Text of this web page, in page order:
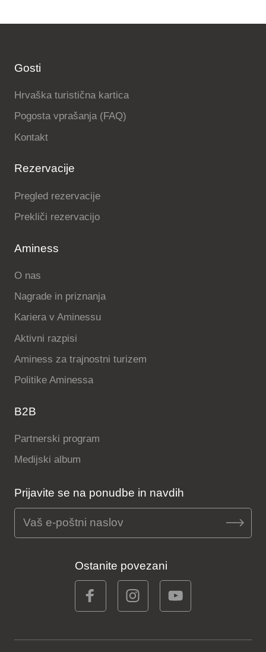
Gosti
Hrvaška turistična kartica
Pogosta vprašanja (FAQ)
Kontakt
Rezervacije
Pregled rezervacije
Prekliči rezervacijo
Aminess
O nas
Nagrade in priznanja
Kariera v Aminessu
Aktivni razpisi
Aminess za trajnostni turizem
Politike Aminessa
B2B
Partnerski program
Medijski album
Prijavite se na ponudbe in navdih
Ostanite povezani